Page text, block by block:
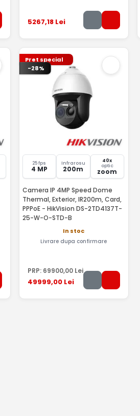
5267,18Lei
Pret special
-28%
25 fps
4 MP
Infrarosu
200m
40x
optic
zoom
Camera IP 4MP Speed Dome
Thermal, Exterior, IR200m, Card,
PPPoE - HikVision DS-2TD4137T-
25-W-O-STD-B
In stoc
Livrare dupa confirmare
PRP: 69900,00Lei
49999,00Lei